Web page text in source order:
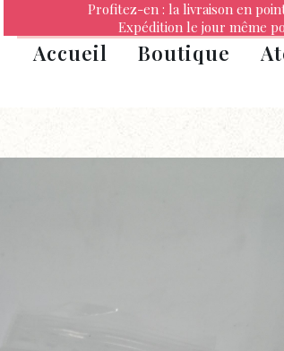
Accueil Boutique
Profitez-en : la livraison en
Expédition le jour même